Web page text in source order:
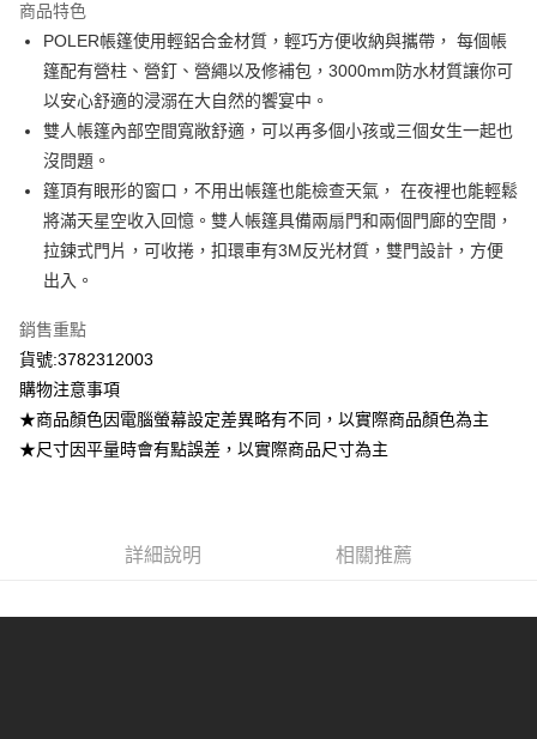
合作金庫商業銀行
華南商業銀行
彰化商業銀行
上海商業儲蓄銀行
台北富邦商業銀行
國泰世華商業銀行
兆豐國際商業銀行
臺灣中小企業銀行
台中商業銀行
匯豐（台灣）商業銀行
聯邦商業銀行
元大商業銀行
永豐商業銀行
玉山商業銀行
星展（台灣）商業銀行
台新國際商業銀行
中國信託商業銀行
台灣樂天信用卡公司
6 期 0 利率 每期
華南商業銀行
彰化商業銀行
上海商業儲蓄銀行
台北富邦商業銀行
國泰世華商業銀行
兆豐國際商業銀行
臺灣中小企業銀行
匯豐（台灣）商業銀行
華泰商業銀行
聯邦商業銀行
遠東國際商業銀行
元大商業銀行
永豐商業銀行
玉山商業銀行
星展（台灣）商業銀行
台新國際商業銀行
12 期 0 利率 每期NT$1,066 21家銀行
合作金庫商業銀行
第一商業銀行
上海商業儲蓄銀行
台北富邦商業銀行
國泰世華商業銀行
臺灣中小企業銀行
台中商業銀行
匯豐（台灣）商業銀行
華泰商業銀行
聯邦商業銀行
遠東國際商業銀行
元大商業銀行
玉山商業銀行
台新國際商業銀行
24 期 0 利率 每期 NT$533
合作金庫商業銀行
第一商業銀行
華南商業銀行
兆豐國際商業銀行
臺灣中小企業銀行
台中商業銀行
匯豐（台灣）商業銀行
華泰商業銀行
聯邦商業銀行
遠東國際商業銀行
星展（台灣）商業銀行
中國信託商業銀行
LINE Pay
Apple Pay
街口支付
運送方式
宅配
每筆NT$100，滿NT$799(含以上)免運費
商品特色
POLER帳篷使用輕鋁合金材質，輕巧方便收納與攜帶， 每個帳
篷配有營柱、營釘、營繩以及修補包，3000mm防水材質讓你可
以安心舒適的浸溺在大自然的饗宴中。
雙人帳篷內部空間寬敞舒適，可以再多個小孩或三個女生一起也
沒問題。
篷頂有眼形的窗口，不用出帳篷也能檢查天氣， 在夜裡也能輕鬆
將滿天星空收入回憶。雙人帳篷具備兩扇門和兩個門廊的空間，
拉鍊式門片，可收捲，扣環車有3M反光材質，雙門設計，方便
出入。
銷售重點
貨號:3782312003
購物注意事項
★商品顏色因電腦螢幕設定差異略有不同，以實際商品顏色為主
★尺寸因平量時會有點誤差，以實際商品尺寸為主
詳細說明 相關推薦